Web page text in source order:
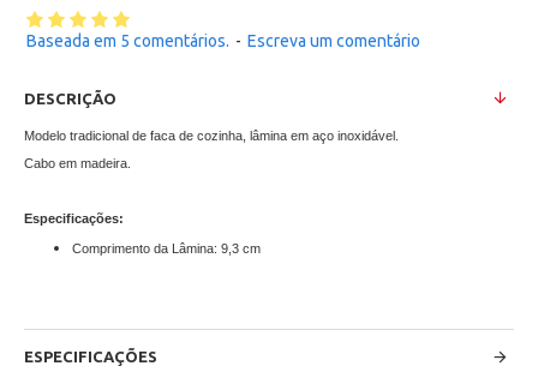
Baseada em 5 comentários. - Escreva um comentário
DESCRIÇÃO
Modelo tradicional de faca de cozinha, lâmina em aço inoxidável.
Cabo em madeira.
Especificações:
Comprimento da Lâmina: 9,3 cm
ESPECIFICAÇÕES